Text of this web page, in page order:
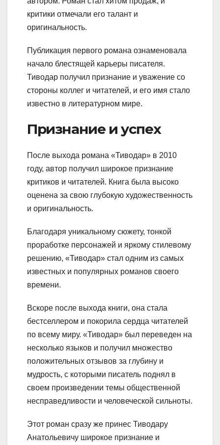
критики отмечали его талант и
оригинальность.
Публикация первого романа ознаменовала
начало блестящей карьеры писателя.
Тиводар получил признание и уважение со
стороны коллег и читателей, и его имя стало
известно в литературном мире.
Признание и успех
После выхода романа «Тиводар» в 2010
году, автор получил широкое признание
критиков и читателей. Книга была высоко
оценена за свою глубокую художественность
и оригинальность.
Благодаря уникальному сюжету, тонкой
проработке персонажей и яркому стилевому
решению, «Тиводар» стал одним из самых
известных и популярных романов своего
времени.
Вскоре после выхода книги, она стала
бестселлером и покорила сердца читателей
по всему миру. «Тиводар» был переведен на
несколько языков и получил множество
положительных отзывов за глубину и
мудрость, с которыми писатель поднял в
своем произведении темы общественной
несправедливости и человеческой сильноты.
Этот роман сразу же принес Тиводару
Анатольевичу широкое признание и